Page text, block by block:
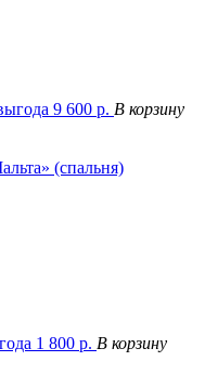
9 600 р. В корзину
(спальня)
1 800 р. В корзину